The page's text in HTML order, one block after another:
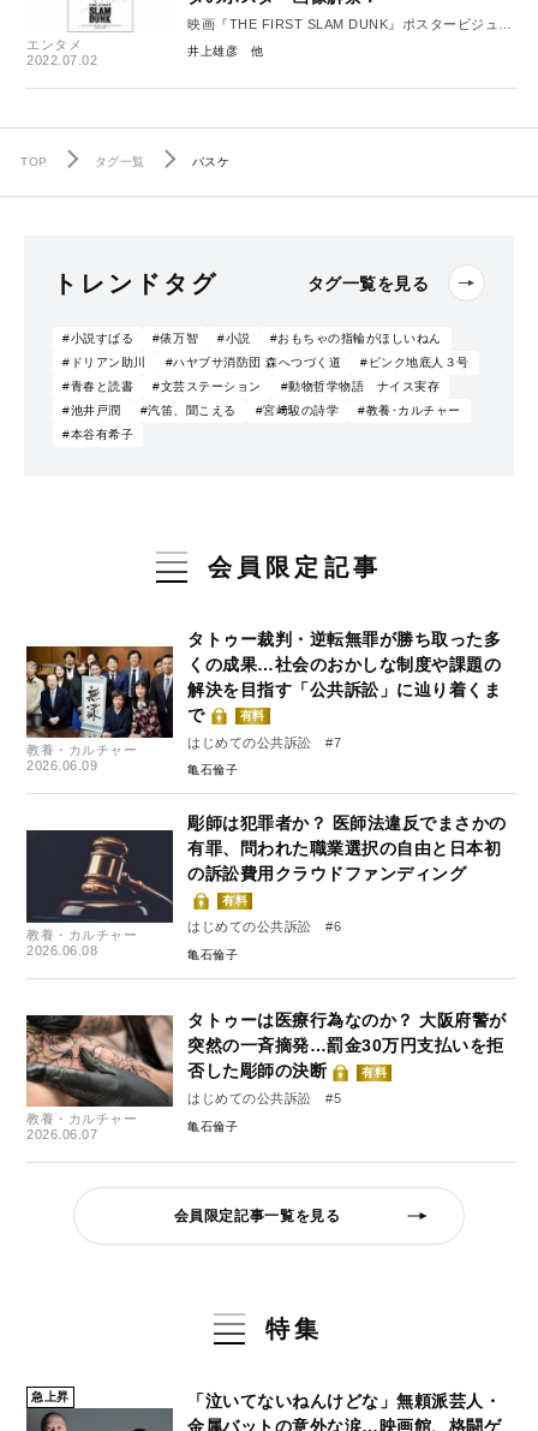
エンタメ
2022.07.02
映画『THE FIRST SLAM DUNK』ポスタービジュア
ル ＃１
井上雄彦
TOP タグ一覧 バスケ
トレンドタグ タグ一覧を見る
#小説すばる #俵万智 #小説
#おもちゃの指輪がほしいねん
#ドリアン助川
#ハヤブサ消防団 森へつづく道
#ピンク地底人３号
#青春と読書
#文芸ステーション
#動物哲学物語 ナイス実存
#池井戸潤
#汽笛、聞こえる #宮﨑駿の詩学
#教養･カルチャー
#本谷有希子
会員限定記事
教養・カルチャー
2026.06.09
タトゥー裁判・逆転無罪が勝ち取った多
くの成果…社会のおかしな制度や課題の
解決を目指す「公共訴訟」に辿り着くま
で
有料
はじめての公共訴訟 #7
亀石倫子
教養・カルチャー
2026.06.08
彫師は犯罪者か？ 医師法違反でまさかの
有罪、問われた職業選択の自由と日本初
の訴訟費用クラウドファンディング
有料
はじめての公共訴訟 #6
亀石倫子
教養・カルチャー
2026.06.07
タトゥーは医療行為なのか？ 大阪府警が
突然の一斉摘発…罰金30万円支払いを拒
否した彫師の決断
有料
はじめての公共訴訟 #5
亀石倫子
会員限定記事一覧を見る
特集
急上昇
「泣いてないねんけどな」無頼派芸人・
金属バットの意外な涙…映画館、格闘ゲ